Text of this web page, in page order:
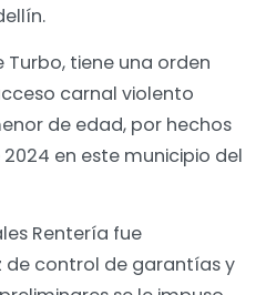
tiene una orden
carnal violento
de edad, por hechos
en este municipio del
Rentería fue
de control de garantías y